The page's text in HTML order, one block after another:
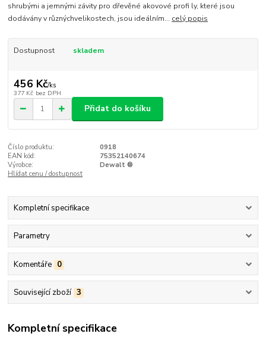
shrubými a jemnými závity pro dřevěné akovové profi ly, které jsou
dodávány v různýchvelikostech, jsou ideálním... celý popis
Dostupnost skladem
456 Kč/ks
377 Kč bez DPH
Přidat do košíku
Číslo produktu:
0918
EAN kód:
75352140674
Výrobce:
Dewalt ®
Hlídat cenu / dostupnost
Kompletní specifikace
Parametry
Komentáře 0
Související zboží 3
Kompletní specifikace